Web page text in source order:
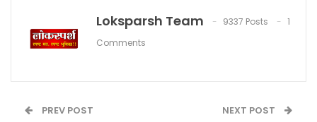
Loksparsh Team 9337 Posts
1
Comments
PREV POST NEXT POST